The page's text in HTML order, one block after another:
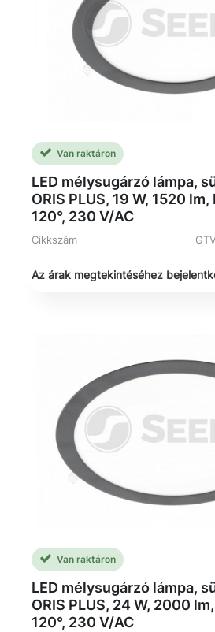
Van raktáron
LED mélysugárzó lámpa,
ORIS PLUS, 19 W, 1520
120°, 230 V/AC
Cikkszám
Az árak megtekintéséhez
Van raktáron
LED mélysugárzó lámpa,
ORIS PLUS, 24 W, 2000
120°, 230 V/AC